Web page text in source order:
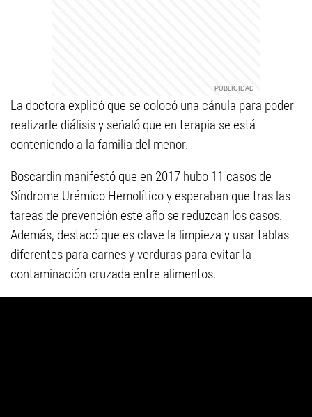
La doctora explicó que se colocó una cánula para poder
realizarle diálisis y señaló que en terapia se está
conteniendo a la familia del menor.
Boscardin manifestó que en 2017 hubo 11 casos de
Síndrome Urémico Hemolítico y esperaban que tras las
tareas de prevención este año se reduzcan los casos.
Además, destacó que es clave la limpieza y usar tablas
diferentes para carnes y verduras para evitar la
contaminación cruzada entre alimentos.